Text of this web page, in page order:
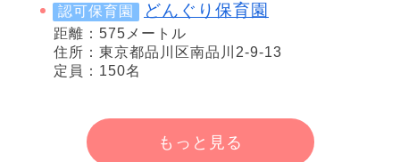
認可保育園 どんぐり保育園
距離：575メートル
住所：東京都品川区南品川2-9-13
定員：150名
もっと見る